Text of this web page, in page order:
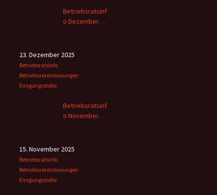
Betriebsratsinf
o Dezember
23. Dezember 2025
Betriebsratsinfo
Betriebsvereinbarungen
Einigungsstelle
Betriebsratsinf
o November
15. November 2025
Betriebsratsinfo
Betriebsvereinbarungen
Einigungsstelle